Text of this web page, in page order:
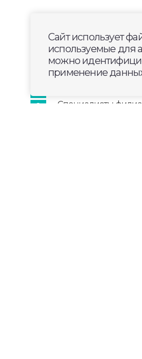
Туристы
Специалисты
Сайт использует
используемые для
можно
применение